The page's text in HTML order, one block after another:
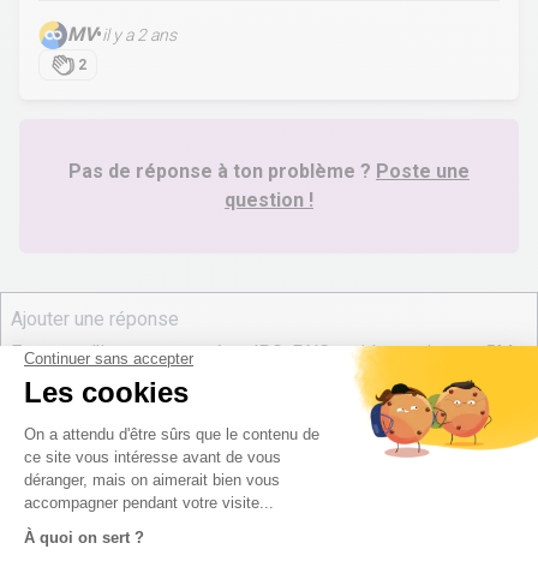
MV•il y a 2 ans
2
Pas de réponse à ton problème ? Poste une
question !
digiSchool Éducation
Nos cours
Mathématiques
Histoire-géographie
Examens
Bac